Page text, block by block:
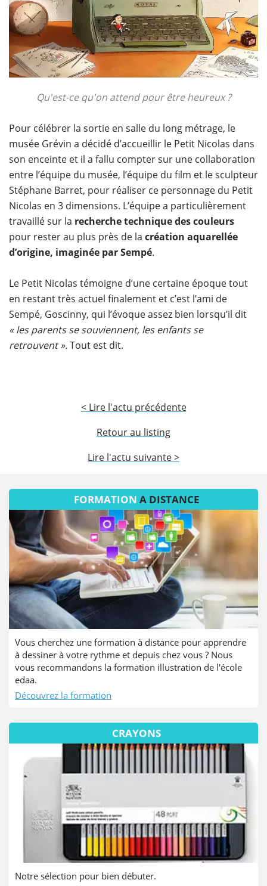
Qu'est-ce qu'on attend pour être heureux ?
Pour célébrer la sortie en salle du long métrage, le
musée Grévin a décidé d’accueillir le Petit Nicolas dans
son enceinte et il a fallu compter sur une collaboration
entre l’équipe du musée, l’équipe du film et le sculpteur
Stéphane Barret, pour réaliser ce personnage du Petit
Nicolas en 3 dimensions. L’équipe a particulièrement
travaillé sur la recherche technique des couleurs
pour rester au plus près de la création aquarellée
d’origine, imaginée par Sempé.
Le Petit Nicolas témoigne d’une certaine époque tout
en restant très actuel finalement et c’est l’ami de
Sempé, Goscinny, qui l’évoque assez bien lorsqu’il dit
« les parents se souviennent, les enfants se
retrouvent ».Tout est dit.
< Lire l'actu précédente
Retour au listing
Lire l'actu suivante >
FORMATION A DISTANCE
Vous cherchez une formation à distance pour apprendre
à dessiner à votre rythme et depuis chez vous ? Nous
vous recommandons la formation illustration de l'école
edaa.
Découvrez la formation
CRAYONS
Notre sélection pour bien débuter.